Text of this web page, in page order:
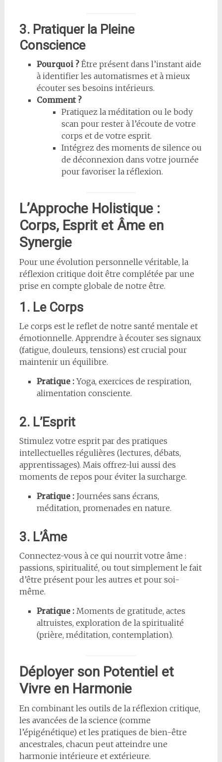
3. Pratiquer la Pleine
Conscience
Pourquoi ?Être présent dans l’instant aide
à identifier les automatismes et à mieux
écouter ses besoins intérieurs.
Comment ?
Pratiquez la méditation ou le body
scan pour rester à l’écoute de votre
corps et de votre esprit.
Intégrez des moments de silence ou
de déconnexion dans votre journée
pour favoriser la réflexion.
L’Approche Holistique :
Corps, Esprit et Âme en
Synergie
Pour une évolution personnelle véritable, la
réflexion critique doit être complétée par une
prise en compte globale de notre être.
1. Le Corps
Le corps est le reflet de notre santé mentale et
émotionnelle. Apprendre à écouter ses signaux
(fatigue, douleurs, tensions) est crucial pour
maintenir un équilibre.
Pratique :Yoga, exercices de respiration,
alimentation consciente.
2. L’Esprit
Stimulez votre esprit par des pratiques
intellectuelles régulières (lectures, débats,
apprentissages). Mais offrez-lui aussi des
moments de repos pour éviter la surcharge.
Pratique :Journées sans écrans,
méditation, promenades en nature.
3. L’Âme
Connectez-vous à ce qui nourrit votre âme :
passions, spiritualité, ou tout simplement le fait
d’être présent pour les autres et pour soi-
même.
Pratique :Moments de gratitude, actes
altruistes, exploration de la spiritualité
(prière, méditation, contemplation).
Déployer son Potentiel et
Vivre en Harmonie
En combinant les outils de la réflexion critique,
les avancées de la science (comme
l’épigénétique) et les pratiques de bien-être
ancestrales, chacun peut atteindre une
harmonie intérieure et extérieure.